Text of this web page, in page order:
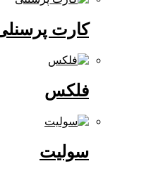
کارت پرسنلی